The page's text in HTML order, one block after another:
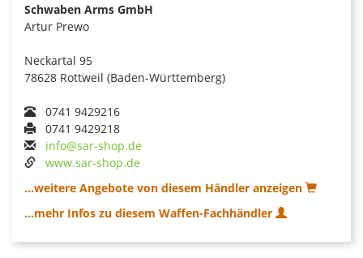
Schwaben Arms GmbH
Artur Prewo
Neckartal 95
78628 Rottweil (Baden-Württemberg)
0741 9429216
0741 9429218
info@sar-shop.de
www.sar-shop.de
...weitere Angebote von diesem Händler anzeigen
...mehr Infos zu diesem Waffen-Fachhändler